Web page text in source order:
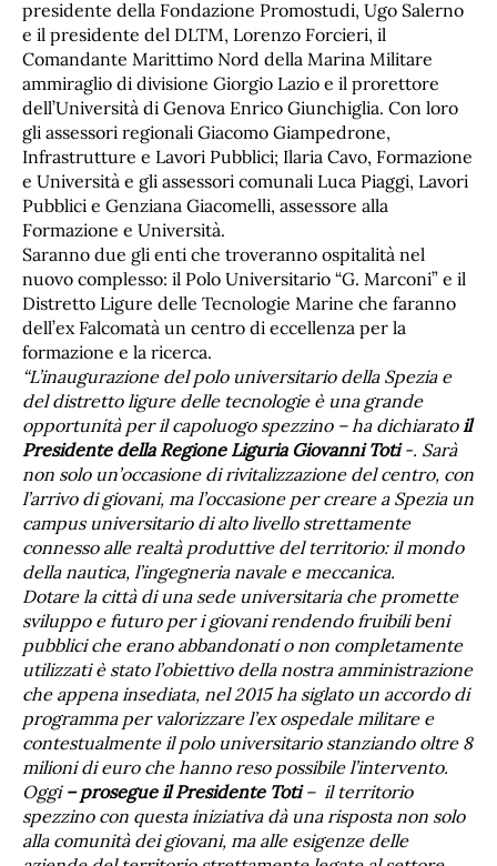
presidente della Fondazione Promostudi, Ugo Salerno
e il presidente del DLTM, Lorenzo Forcieri, il
Comandante Marittimo Nord della Marina Militare
ammiraglio di divisione Giorgio Lazio e il prorettore
dell’Università di Genova Enrico Giunchiglia. Con loro
gli assessori regionali Giacomo Giampedrone,
Infrastrutture e Lavori Pubblici; Ilaria Cavo, Formazione
e Università e gli assessori comunali Luca Piaggi, Lavori
Pubblici e Genziana Giacomelli, assessore alla
Formazione e Università.
Saranno due gli enti che troveranno ospitalità nel
nuovo complesso: il Polo Universitario “G. Marconi” e il
Distretto Ligure delle Tecnologie Marine che faranno
dell’ex Falcomatà un centro di eccellenza per la
formazione e la ricerca.
“L’inaugurazione del polo universitario della Spezia e
del distretto ligure delle tecnologie è una grande
opportunità per il capoluogo spezzino – ha dichiaratoil
Presidente della Regione Liguria Giovanni Toti-. Sarà
non solo un’occasione di rivitalizzazione del centro, con
l’arrivo di giovani, ma l’occasione per creare a Spezia un
campus universitario di alto livello strettamente
connesso alle realtà produttive del territorio: il mondo
della nautica, l’ingegneria navale e meccanica.
Dotare la città di una sede universitaria che promette
sviluppo e futuro per i giovani rendendo fruibili beni
pubblici che erano abbandonati o non completamente
utilizzati è stato l’obiettivo della nostra amministrazione
che appena insediata, nel 2015 ha siglato un accordo di
programma per valorizzare l’ex ospedale militare e
contestualmente il polo universitario stanziando oltre 8
milioni di euro che hanno reso possibile l’intervento.
Oggi – prosegue il Presidente Toti– il territorio
spezzino con questa iniziativa dà una risposta non solo
alla comunità dei giovani, ma alle esigenze delle